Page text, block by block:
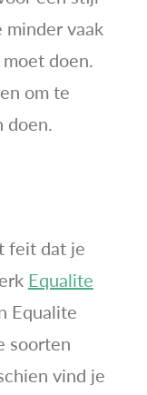
minder vaak
doen.
om te
doen.
feit dat je
Equalite
Equalite
soorten
vind je